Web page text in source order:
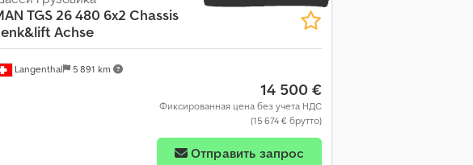
й
т
е
с
е
круиз-контроль, электрорегулировка
Langenthal 5 891 km
TGS 26 480 6x2 Chassis
Achse
14 500 €
Фиксированная цена без учета НДС
(15 674 € брутто)
Отправить запрос